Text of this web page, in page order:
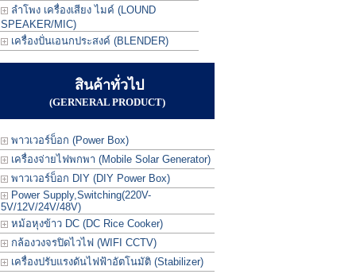
ลำโพง เครื่องเสียง ไมค์ (LOUND
SPEAKER/MIC)
เครื่องปั่นเอนกประสงค์ (BLENDER)
สินค้าทั่วไป
(GERNERAL PRODUCT)
พาวเวอร์บ็อก (Power Box)
เครื่องจ่ายไฟพกพา (Mobile Solar Generator)
พาวเวอร์บ็อก DIY (DIY Power Box)
Power Supply,Switching(220V-
5V/12V/24V/48V)
หม้อหุงข้าว DC (DC Rice Cooker)
กล้องวงจรปิดไวไฟ (WIFI CCTV)
เครื่องปรับแรงดันไฟฟ้าอัตโนมัติ (Stabilizer)